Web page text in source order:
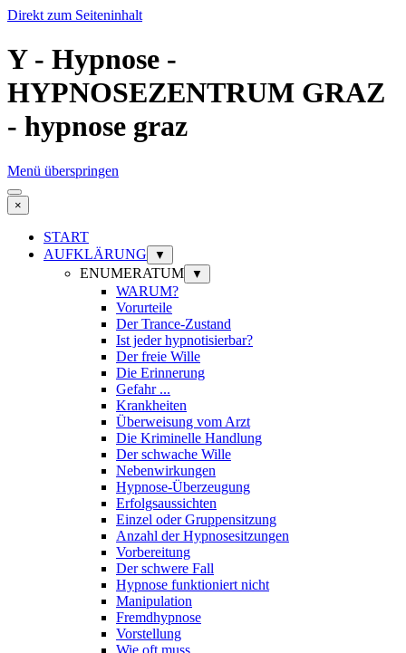
Direkt zum Seiteninhalt
Y - Hypnose -
HYPNOSEZENTRUM GRAZ
- hypnose graz
Menü überspringen
×
START
AUFKLÄRUNG
▼
ENUMERATUM ▼
WARUM?
Vorurteile
Der Trance-Zustand
Ist jeder hypnotisierbar?
Der freie Wille
Die Erinnerung
Gefahr ...
Krankheiten
Überweisung vom Arzt
Die Kriminelle Handlung
Der schwache Wille
Nebenwirkungen
Hypnose-Überzeugung
Erfolgsaussichten
Einzel oder Gruppensitzung
Anzahl der Hypnosesitzungen
Vorbereitung
Der schwere Fall
Hypnose funktioniert nicht
Manipulation
Fremdhypnose
Vorstellung
Wie oft muss...